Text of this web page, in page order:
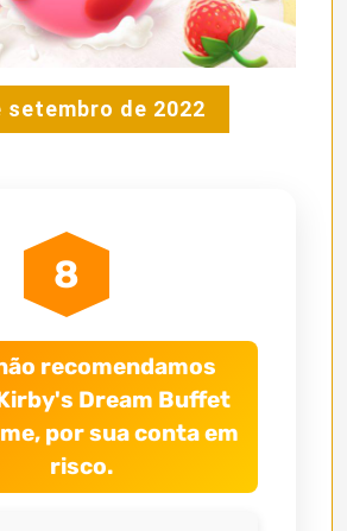
setembro de 2022
8
recomendamos
Dream Buffet
por sua conta em
risco.